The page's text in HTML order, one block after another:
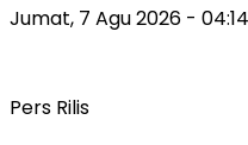
Jumat, 7 Agu 2026 -
Pers Rilis